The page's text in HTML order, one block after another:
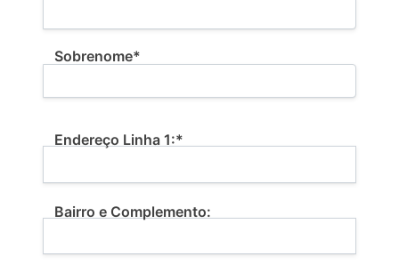
Sobrenome*
Billing Address
Endereço Linha 1:*
Bairro e Complemento: